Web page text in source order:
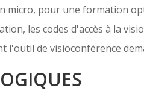
micro, pour une formation
les codes d'accès à la
l'outil de visioconférence